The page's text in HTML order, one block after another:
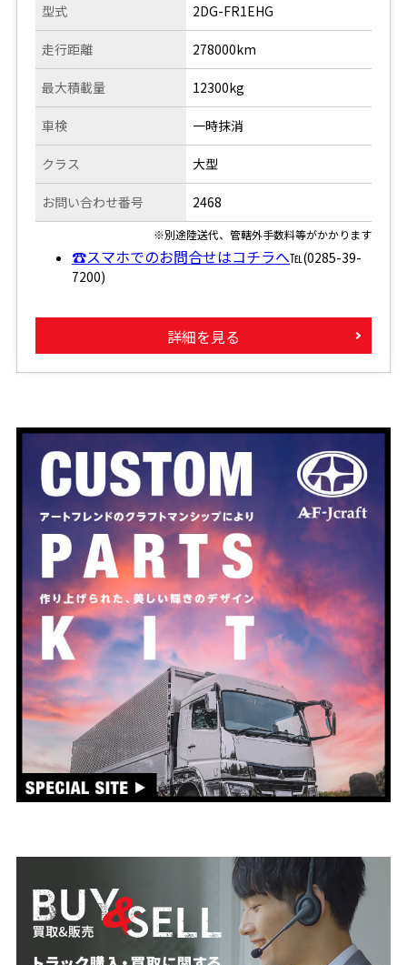
型式
走行距離
2DG-FR1EHG
278000km
最大積載量
車検
クラス
お問い合わせ番号
12300kg
一時抹消
大型
2468
※別途陸送代、管轄外手数料等がかかります
☎スマホでのお問合せはコチラへ℡(0285-39-
7200)
詳細を見る